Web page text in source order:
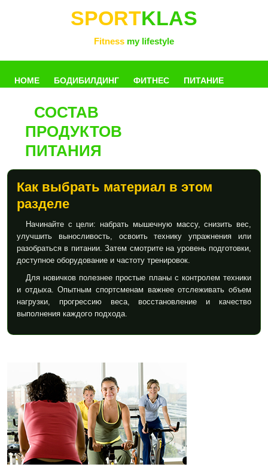
SPORTKLAS
Fitness my lifestyle
HOME БОДИБИЛДИНГ ФИТНЕС ПИТАНИЕ
УПРАЖНЕНИЯ ФОТОГАЛЛЕРЕЯ
СОСТАВ
ПРОДУКТОВ
ПИТАНИЯ
Как выбрать материал в этом
разделе
Начинайте с цели: набрать мышечную массу, снизить вес,
улучшить выносливость, освоить технику упражнения или
разобраться в питании. Затем смотрите на уровень подготовки,
доступное оборудование и частоту тренировок.
Для новичков полезнее простые планы с контролем техники
и отдыха. Опытным спортсменам важнее отслеживать объем
нагрузки, прогрессию веса, восстановление и качество
выполнения каждого подхода.